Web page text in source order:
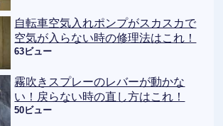
自転車空気入れポンプがスカスカで
空気が入らない時の修理法はこれ！
63ビュー
霧吹きスプレーのレバーが動かな
い！戻らない時の直し方はこれ！
50ビュー